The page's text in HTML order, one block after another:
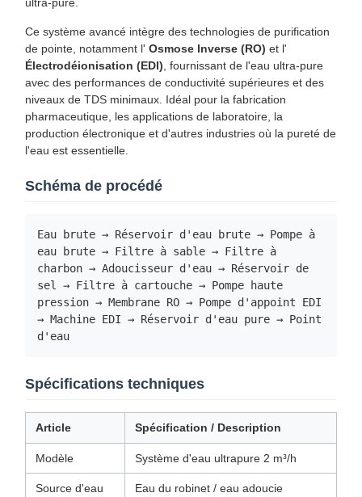
Ce système avancé intègre des technologies de purification
de pointe, notamment l' Osmose Inverse (RO) et l'
Électrodéionisation (EDI) , fournissant de l'eau ultra-pure
avec des performances de conductivité supérieures et des
niveaux de TDS minimaux. Idéal pour la fabrication
pharmaceutique, les applications de laboratoire, la
production électronique et d'autres industries où la pureté de
l'eau est essentielle.
Schéma de procédé
Eau brute → Réservoir d'eau brute → Pompe à
eau brute → Filtre à sable → Filtre à
charbon → Adoucisseur d'eau → Réservoir de
sel → Filtre à cartouche → Pompe haute
pression → Membrane RO → Pompe d'appoint EDI
→ Machine EDI → Réservoir d'eau pure → Point
d'eau
Spécifications techniques
Article Spécification / Description
Modèle Système d'eau ultrapure 2 m³/h
Source d'eau
Eau du robinet / eau adoucie